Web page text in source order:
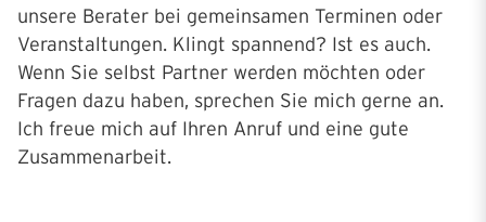
unsere Berater bei gemeinsamen Terminen oder
Veranstaltungen. Klingt spannend? Ist es auch.
Wenn Sie selbst Partner werden möchten oder
Fragen dazu haben, sprechen Sie mich gerne an.
Ich freue mich auf Ihren Anruf und eine gute
Zusammenarbeit.